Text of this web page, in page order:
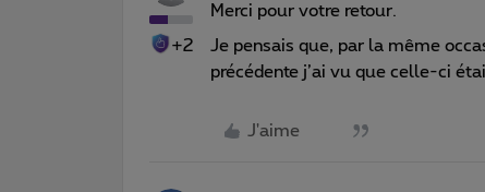
+2
Merci pour votre retour.
Je pensais que, par la même
précédente j’ai vu que celle-ci
J'aime